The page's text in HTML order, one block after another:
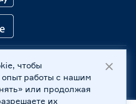
2026, 236029, г. Калининград,
КПП 390601001 ©
чтобы
работы с нашим
или продолжая
их